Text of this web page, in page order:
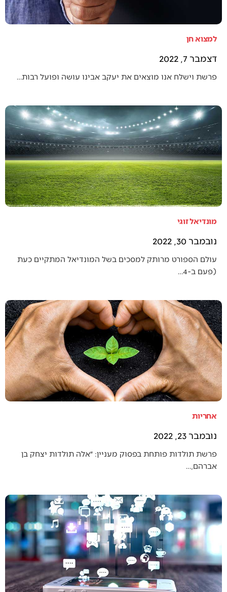
למצוא חן
דצמבר 7, 2022
פרשת וישלח אנו מוצאים את יעקב אבינו עושה ופועל רבות…
מונדיאל זוגי
נובמבר 30, 2022
עולם הספורט מרותק למסכים בשל המונדיאל המתקיים כעת
(פעם ב-4…
אחריות
נובמבר 23, 2022
פרשת תולדות פותחת בפסוק מעניין: ״אלה תולדות יצחק בן
אברהם,…